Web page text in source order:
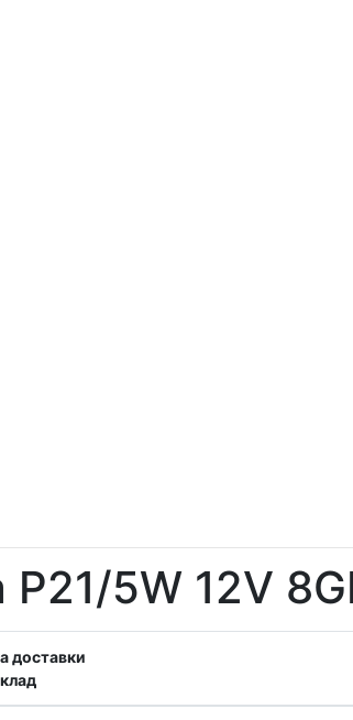
5W 12V
доставки